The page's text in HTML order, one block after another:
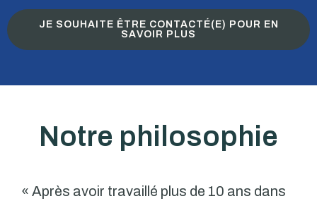
JE SOUHAITE ÊTRE CONTACTÉ(E) POUR EN
SAVOIR PLUS
Notre philosophie
« Après avoir travaillé plus de 10 ans dans